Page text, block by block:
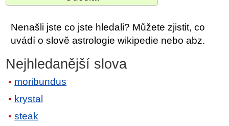
Nenašli jste co jste hledali? Můžete zjistit, co
uvádí o slově astrologie wikipedie nebo abz.
Nejhledanější slova
moribundus
krystal
steak